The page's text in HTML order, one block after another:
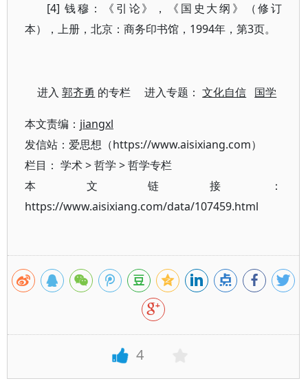
[4] 钱穆：《引论》，《国史大纲》（修订
本），上册，北京：商务印书馆，1994年，第3页。
进入郭齐勇 的专栏 进入专题：文化自信 国学
本文责编： jiangxl
发信站：爱思想（https://www.aisixiang.com）
栏目： 学术>哲学 >哲学专栏
本文链接：
https://www.aisixiang.com/data/107459.html
4